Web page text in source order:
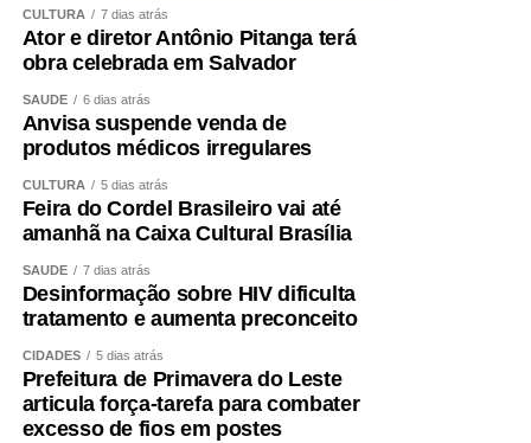
CULTURA 7 dias atrás
Ator e diretor Antônio Pitanga terá
obra celebrada em Salvador
SAÚDE 6 dias atrás
Anvisa suspende venda de
produtos médicos irregulares
CULTURA 5 dias atrás
Feira do Cordel Brasileiro vai até
amanhã na Caixa Cultural Brasília
SAÚDE 7 dias atrás
Desinformação sobre HIV dificulta
tratamento e aumenta preconceito
CIDADES 5 dias atrás
Prefeitura de Primavera do Leste
articula força-tarefa para combater
excesso de fios em postes